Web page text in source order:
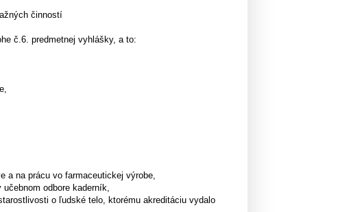
činností
č.6. predmetnej vyhlášky, a to:
a na prácu vo farmaceutickej výrobe,
odbore kaderník,
o ľudské telo, ktorému akreditáciu vydalo